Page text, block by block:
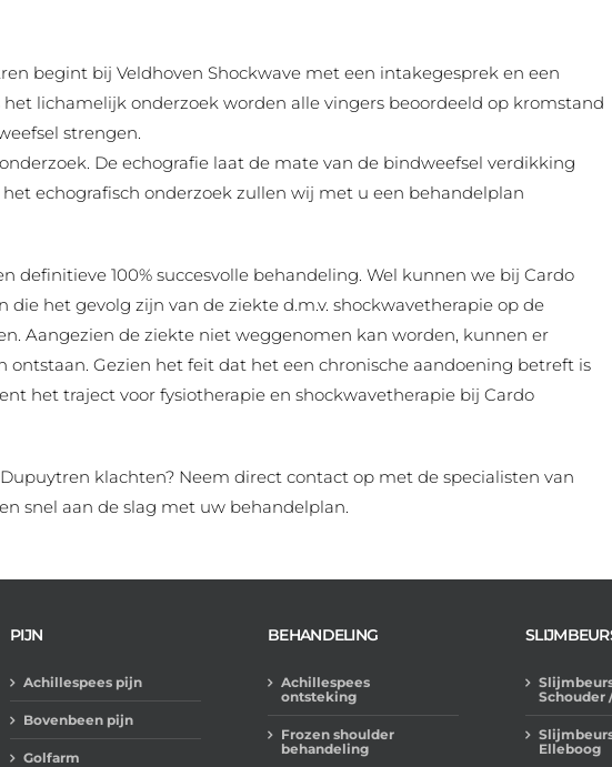
begint bij Veldhoven Shockwave met een intakegesprek en een
lichamelijk onderzoek worden alle vingers beoordeeld op kromstand
strengen.
De echografie laat de mate van de bindweefsel verdikking
echografisch onderzoek zullen wij met u een behandelplan
definitieve 100% succesvolle behandeling. Wel kunnen we bij Cardo
het gevolg zijn van de ziekte d.m.v. shockwavetherapie op de
Aangezien de ziekte niet weggenomen kan worden, kunnen er
ontstaan. Gezien het feit dat het een chronische aandoening betreft is
het traject voor fysiotherapie en shockwavetherapie bij Cardo
klachten? Neem direct contact op met de specialisten van
snel aan de slag met uw behandelplan.
PIJN
Achillespees pijn
Bovenbeen pijn
Golfarm
BEHANDELING
Achillespees
ontsteking
Frozen shoulder
behandeling
Schouder
Elleboog